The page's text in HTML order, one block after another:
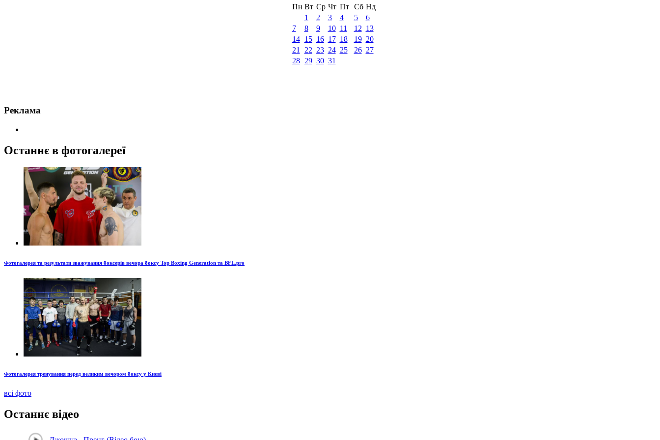
Пн Вт Ср Чт Пт Сб Нд
1
2 3 4 5
6
7
8 9 10 11 12 13
14
15 16 17 18 19 20
21
22 23 24 25 26 27
28
29 30 31
Реклама
Останнє в фотогалереї
Фотогалерея та результати зважування боксерів вечора боксу Top Boxing Generation та BFL.pro
Фотогалерея тренування перед великим вечором боксу у Києві
всі фото
Останнє відео